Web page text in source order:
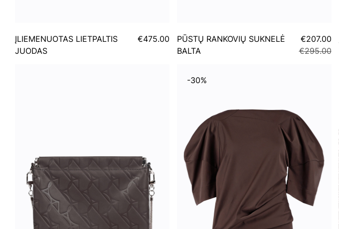
ĮLIEMENUOTAS LIETPALTIS
JUODAS
€475.00
PŪSTŲ RANKOVIŲ SUKNELĖ
BALTA
€207.00
€295.00
-30%